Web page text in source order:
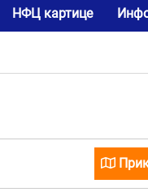
НФЦ картице